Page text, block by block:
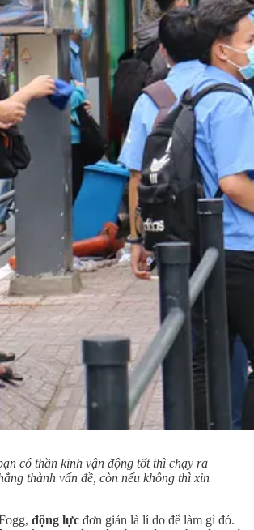
có thần kinh vận động tốt thì chạy ra
thành vấn đề, còn nếu không thì xin
động lực đơn giản là lí do để làm gì đó.